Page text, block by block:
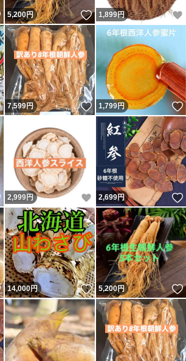
いいね！
5,200円 いいね！
1,899円
いいね！
7,599円 いいね！
1,799円
いいね！
2,999円 いいね！
2,699円
いいね！
14,000円 いいね！
5,200円